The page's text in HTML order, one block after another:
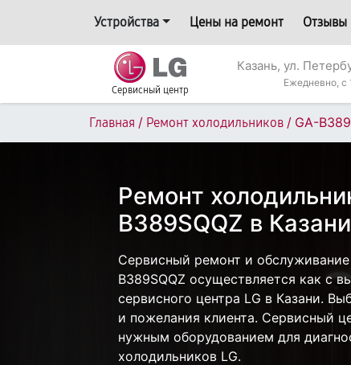
Устройства Цены на ремонт Отзывы
Сервисный центр
Казань, ул.
Ежедневно, с
Главная / Ремонт холодильников / GA-
Ремонт
B389SQQZ в Казани
Сервисный ремонт и
B389SQQZ осуществляется как с
сервисного центра LG в Казани.
и пожелания клиента. Сервисный
нужным оборудованием для
холодильников LG.